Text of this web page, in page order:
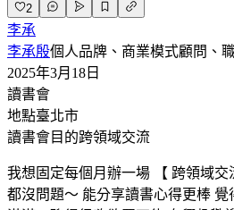
2
李承
李承殷個人品牌、商業模式顧問、
2025年3月18日
讀書會
地點臺北市
讀書會目的跨領域交流
我想固定每個月辦一場 【 跨領域
都沒問題～ 能分享讀書心得更棒